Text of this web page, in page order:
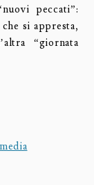
peccati”:
si appresta,
“giornata